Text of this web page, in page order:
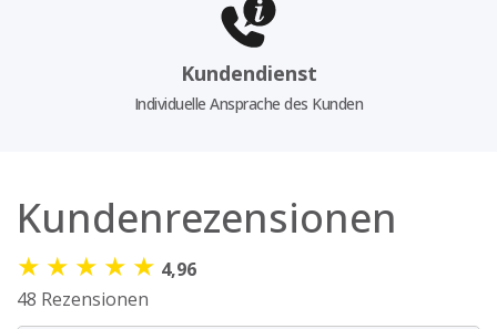
Kundendienst
Individuelle Ansprache des Kunden
Kundenrezensionen
★ ★ ★ ★ ★ 4,96
48 Rezensionen